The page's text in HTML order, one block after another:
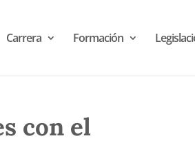
Carrera Formación
con el